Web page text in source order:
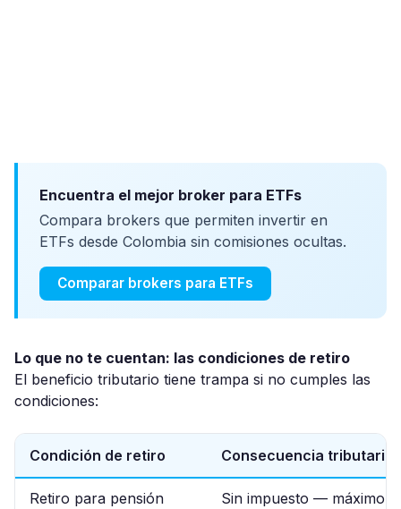
Encuentra el mejor broker para ETFs
Compara brokers que permiten invertir en
ETFs desde Colombia sin comisiones ocultas.
Comparar brokers para ETFs
Lo que no te cuentan: las condiciones de retiro
El beneficio tributario tiene trampa si no cumples las
condiciones:
Condición de retiro Consecuencia tributaria
Retiro para pensión
Sin impuesto — máximo